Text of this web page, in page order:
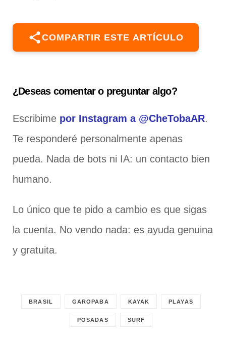
COMPARTIR ESTE ARTÍCULO
¿Deseas comentar o preguntar algo?
Escribime por Instagram a @CheTobaAR.
Te responderé personalmente apenas
pueda. Nada de bots ni IA: un contacto bien
humano.
Lo único que te pido a cambio es que sigas
la cuenta. No vendo nada: es ayuda genuina
y gratuita.
BRASIL GAROPABA KAYAK PLAYAS
POSADAS SURF